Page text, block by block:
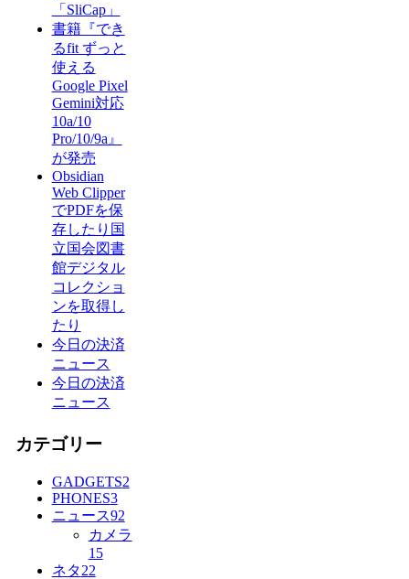
「SliCap」
書籍『でき
るfit ずっと
使える
Google Pixel
Gemini対応
10a/10
Pro/10/9a』
が発売
Obsidian
Web Clipper
でPDFを保
存したり国
立国会図書
館デジタル
コレクショ
ンを取得し
たり
今日の決済
ニュース
今日の決済
ニュース
カテゴリー
GADGETS2
PHONES3
ニュース92
カメラ
15
ネタ22